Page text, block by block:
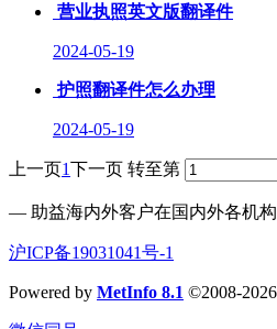
营业执照英文版翻译件
2024-05-19
护照翻译件怎么办理
2024-05-19
上一页1下一页 转至第
— 助益海内外客户在国内外各机
沪ICP备19031041号-1
Powered by MetInfo 8.1 ©2008-2026